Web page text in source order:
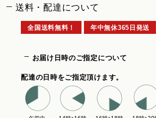
送料・配達について
全国送料無料！ 年中無休365日発送
お届け日時のご指定について
配達の日時をご指定頂けます。